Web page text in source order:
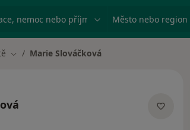
nemoc nebo příjmení Město nebo region
Změna města
Marie Slováčková